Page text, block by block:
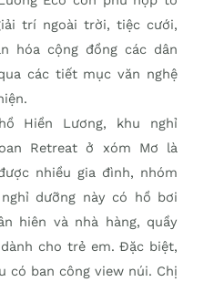
trí ngoài trời, tiệc cưới,
hóa cộng đồng các dân
các tiết mục văn nghệ
Hiền Lương, khu nghỉ
Retreat ở xóm Mơ là
nhiều gia đình, nhóm
dưỡng này có hồ bơi
hiên và nhà hàng, quầy
cho trẻ em. Đặc biệt,
có ban công view núi. Chị